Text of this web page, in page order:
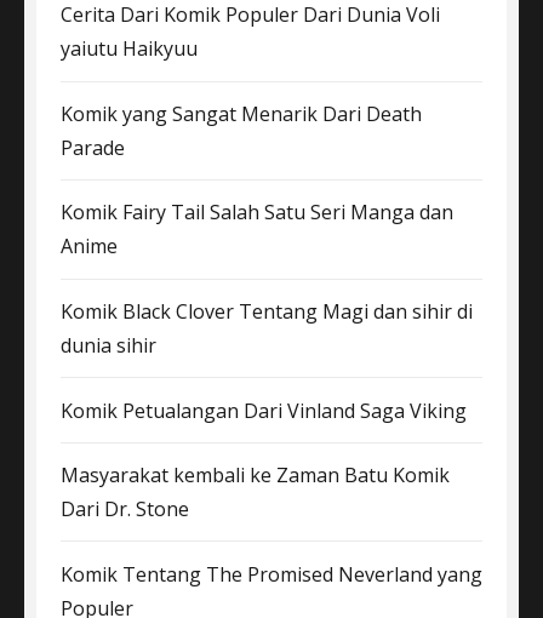
Cerita Dari Komik Populer Dari Dunia Voli
yaiutu Haikyuu
Komik yang Sangat Menarik Dari Death
Parade
Komik Fairy Tail Salah Satu Seri Manga dan
Anime
Komik Black Clover Tentang Magi dan sihir di
dunia sihir
Komik Petualangan Dari Vinland Saga Viking
Masyarakat kembali ke Zaman Batu Komik
Dari Dr. Stone
Komik Tentang The Promised Neverland yang
Populer